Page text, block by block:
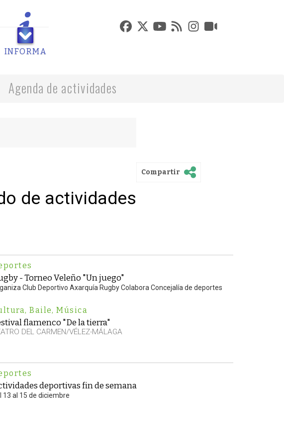
INFORMA
Agenda de actividades
Compartir
de actividades
- Torneo Veleño "Un juego"
Club Deportivo Axarquía Rugby Colabora Concejalía de deportes
, Baile, Música
flamenco "De la tierra"
DEL CARMEN/VÉLEZ-MÁLAGA
deportivas fin de semana
13 al 15 de diciembre